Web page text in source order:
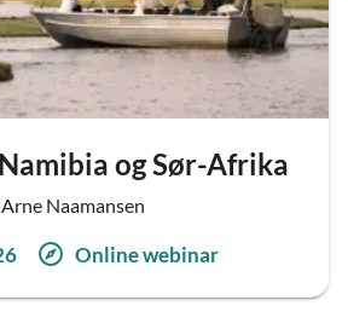
og Sør-Afrika
Naamansen
Online webinar